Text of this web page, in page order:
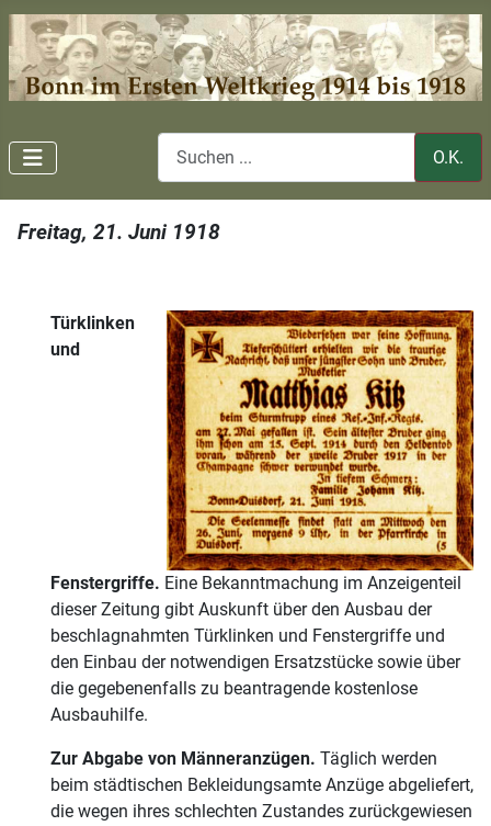
O.K.
Freitag, 21. Juni 1918
Türklinken
und
Fenstergriffe. Eine Bekanntmachung im Anzeigenteil
dieser Zeitung gibt Auskunft über den Ausbau der
beschlagnahmten Türklinken und Fenstergriffe und
den Einbau der notwendigen Ersatzstücke sowie über
die gegebenenfalls zu beantragende kostenlose
Ausbauhilfe.
Zur Abgabe von Männeranzügen. Täglich werden
beim städtischen Bekleidungsamte Anzüge abgeliefert,
die wegen ihres schlechten Zustandes zurückgewiesen